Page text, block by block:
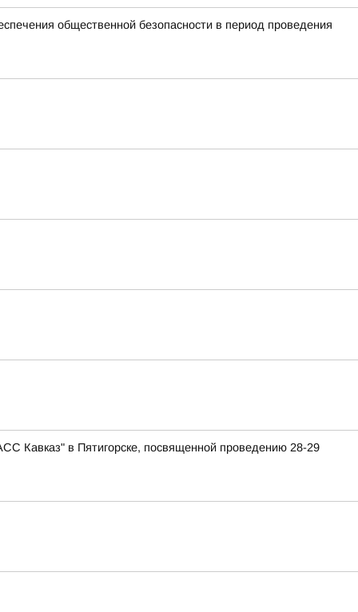
общественной безопасности в период проведения
Кавказ" в Пятигорске, посвященной проведению 28-29